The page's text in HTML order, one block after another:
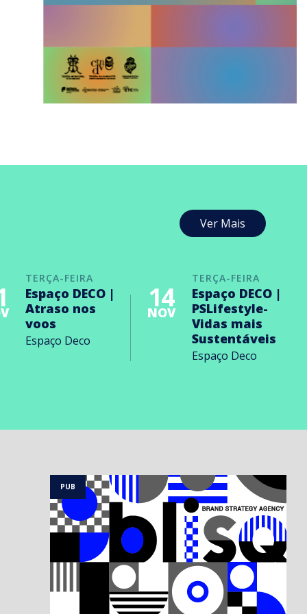
Ver Mais
TERÇA-FEIRA
Espaço DECO |
Atraso nos
voos
Espaço Deco
TERÇA-FEIRA
14
NOV
Espaço DECO |
PSLifestyle-
Vidas mais
Sustentáveis
Espaço Deco